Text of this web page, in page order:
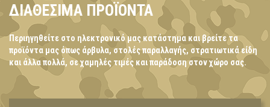
ΔΙΑΘΈΣΙΜΑ ΠΡΟΪΌΝΤΑ
Περιηγηθείτε στο ηλεκτρονικό μας κατάστημα και βρείτε τα
προϊόντα μας όπως άρβυλα, στολές παραλλαγής, στρατιωτικά είδη
και άλλα πολλά, σε χαμηλές τιμές και παράδοση στον χώρο σας.